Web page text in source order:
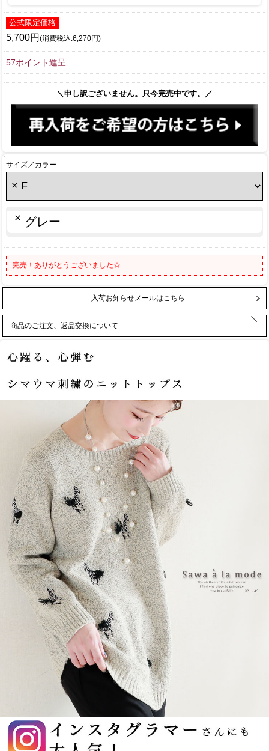
公式限定価格
5,700円 (消費税込:6,270円)
57ポイント進呈
＼申し訳ございません。只今完売中です。／
サイズ／カラー
× グレー
完売！ありがとうございました☆
入荷お知らせメールはこちら
商品のご注文、返品交換について